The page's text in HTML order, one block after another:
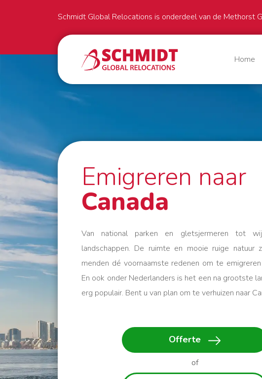
Schmidt Global Relocations is onderdeel van de Methorst
Home
Emigreren naar
Canada
Van national parken en gletsjermeren tot
landschappen. De ruimte en mooie ruige natuur
menden dé voornaamste redenen om te emigreren
En ook onder Nederlanders is het een na grootste
erg populair. Bent u van plan om te verhuizen naar
Offerte
of